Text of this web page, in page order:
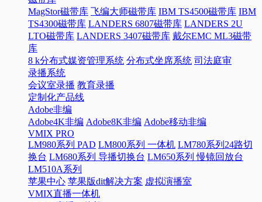
MagStor磁带库 飞编大师磁带库 IBM TS4500磁带库 IBM
TS4300磁带库 LANDERS 6807磁带库 LANDERS 2U
LTO磁带库 LANDERS 3407磁带库 戴尔EMC ML3磁带
库
8 k分布式媒资管理系统 分布式坐席系统 司法庭审
录播系统
会议室录播 教育录播
定制化产品线
Adobe非编
Adobe4K非编 Adobe8K非编 Adobe移动非编
VMIX PRO
LM980系列 PAD LM800系列 一体机 LM780系列24路切
换台 LM680系列 导播切换台 LM650系列 慢镜回放台
LM510A系列
苹果中心 苹果版dit解决方案 虚拟演播室
VMIX直播一体机